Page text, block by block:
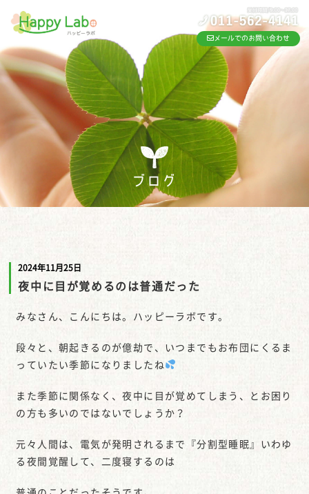
メールでのお問い合わせ
ブログ
2024年11月25日
夜中に目が覚めるのは普通だった
みなさん、こんにちは。ハッピーラボです。
段々と、朝起きるのが億劫で、いつまでもお布団にくるま
っていたい季節になりましたね
また季節に関係なく、夜中に目が覚めてしまう、とお困り
の方も多いのではないでしょうか？
元々人間は、電気が発明されるまで『分割型睡眠』いわゆ
る夜間覚醒して、二度寝するのは